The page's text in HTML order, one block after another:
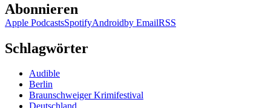
Abonnieren
Apple PodcastsSpotifyAndroidby EmailRSS
Schlagwörter
Audible
Berlin
Braunschweiger Krimifestival